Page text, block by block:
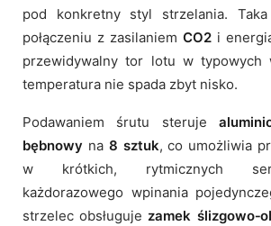
pod konkretny styl strzelania.
połączeniu z zasilaniem CO2 i
przewidywalny tor lotu w typowych
temperatura nie spada zbyt nisko.
Podawaniem śrutu steruje
bębnowy na 8 sztuk, co umożliwia
w krótkich, rytmicznych
każdorazowego wpinania
strzelec obsługuje zamek